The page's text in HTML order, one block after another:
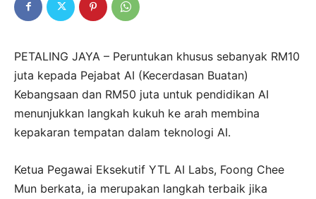
PETALING JAYA – Peruntukan khusus sebanyak RM10
juta kepada Pejabat AI (Kecerdasan Buatan)
Kebangsaan dan RM50 juta untuk pendidikan AI
menunjukkan langkah kukuh ke arah membina
kepakaran tempatan dalam teknologi AI.
Ketua Pegawai Eksekutif YTL AI Labs, Foong Chee
Mun berkata, ia merupakan langkah terbaik jika